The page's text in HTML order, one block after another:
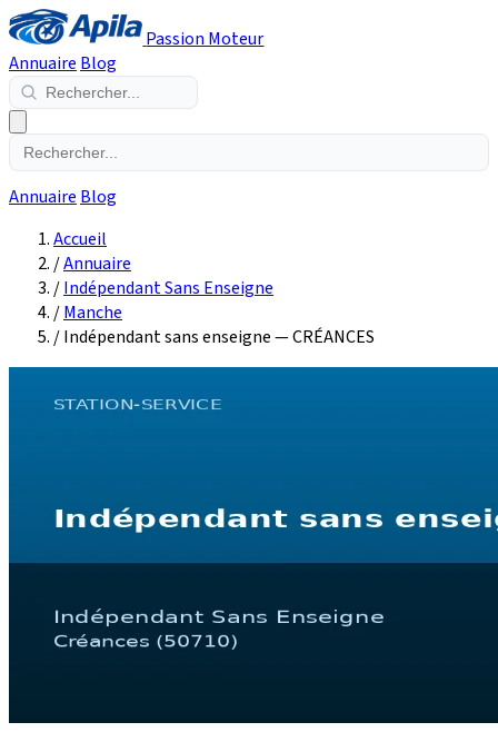
Passion Moteur
Annuaire Blog
Annuaire Blog
Accueil
/Annuaire
/Indépendant Sans Enseigne
/Manche
/Indépendant sans enseigne — CRÉANCES